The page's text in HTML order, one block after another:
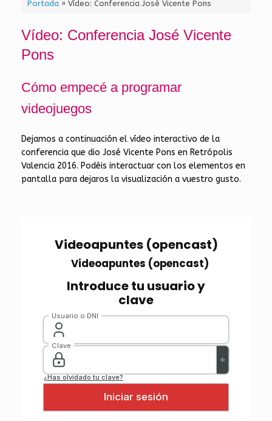
Portada» Vídeo: Conferencia José Vicente Pons
Vídeo: Conferencia José Vicente
Pons
Cómo empecé a programar
videojuegos
Dejamos a continuación el vídeo interactivo de la
conferencia que dio José Vicente Pons en Retrópolis
Valencia 2016. Podéis interactuar con los elementos en
pantalla para dejaros la visualización a vuestro gusto.